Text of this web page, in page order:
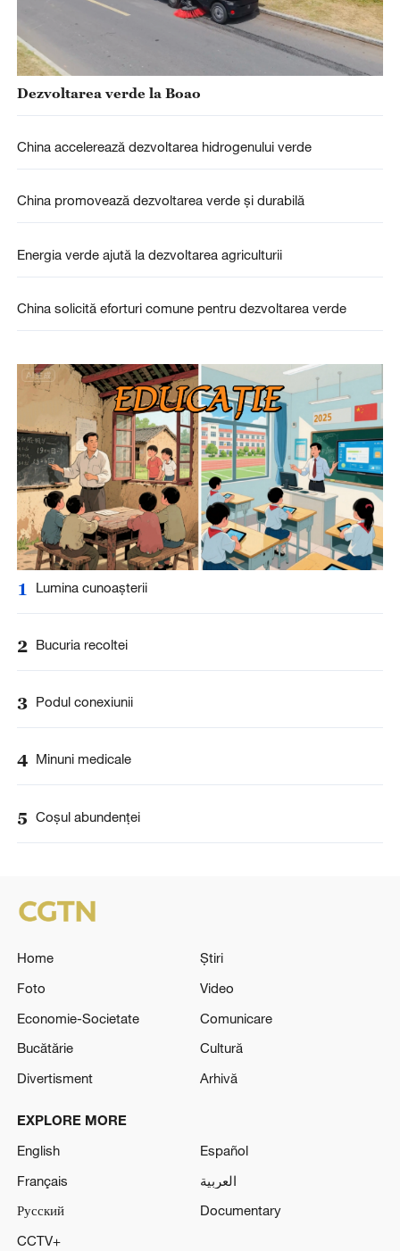
Dezvoltarea verde la Boao
China accelerează dezvoltarea hidrogenului verde
China promovează dezvoltarea verde și durabilă
Energia verde ajută la dezvoltarea agriculturii
China solicită eforturi comune pentru dezvoltarea verde
1 Lumina cunoașterii
2 Bucuria recoltei
3 Podul conexiunii
4 Minuni medicale
5 Coșul abundenței
Home
Știri
Foto
Video
Economie-Societate
Comunicare
Bucătărie
Cultură
Divertisment
Arhivă
EXPLORE MORE
English
Español
Français
العربية
Русский
Documentary
CCTV+